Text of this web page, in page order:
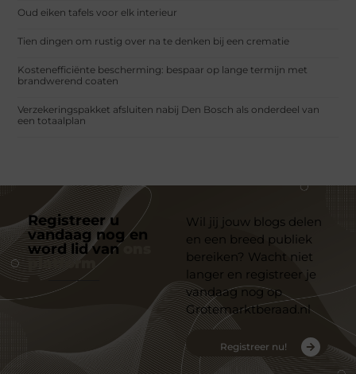
Oud eiken tafels voor elk interieur
Tien dingen om rustig over na te denken bij een crematie
Kostenefficiënte bescherming: bespaar op lange termijn met
brandwerend coaten
Verzekeringspakket afsluiten nabij Den Bosch als onderdeel van
een totaalplan
Registreer u
vandaag nog en
word lid van
platform
Wil jij jouw blogs delen
en een breed publiek
bereiken? Wacht niet
langer en registreer je
vandaag nog op
Grotemarktberaad.nl
Registreer nu!